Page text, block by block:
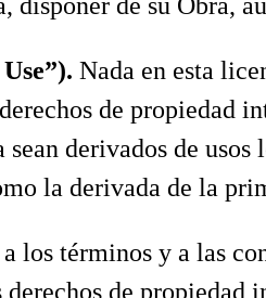
Nada en esta
de propiedad
derivados de
la derivada de la
los términos y a las
de